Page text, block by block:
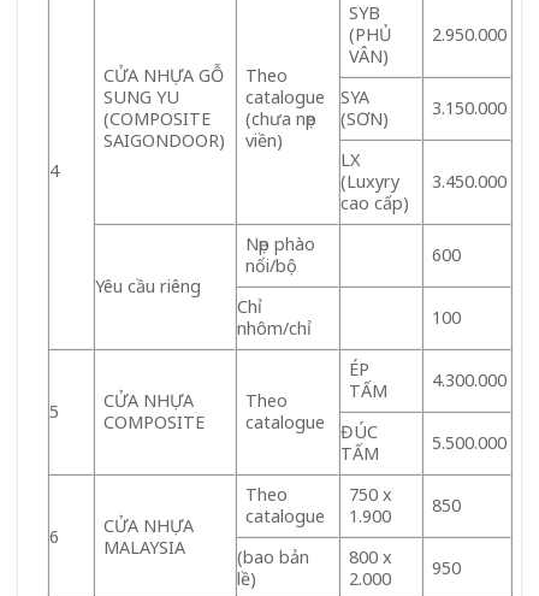
4
CỬA NHỰA GỖ
SUNG YU
(COMPOSITE
SAIGONDOOR)
Theo
catalogue
(chưa nẹp
viền)
SYB
(PHỦ
VÂN)
2.950.000
SYA
(SƠN)
3.150.000
LX
(Luxyry
cao cấp)
3.450.000
Yêu cầu riêng
Nẹp phào
nổi/bộ
600
Chỉ
nhôm/chỉ
100
5
CỬA NHỰA
COMPOSITE
Theo
catalogue
ÉP
TẤM
4.300.000
ĐÚC
TẤM
5.500.000
6
CỬA NHỰA
MALAYSIA
Theo
catalogue
750 x
1.900
850
(bao bản
lề)
800 x
2.000
950